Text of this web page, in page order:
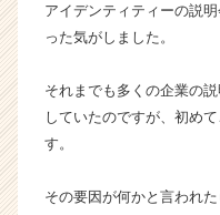
アイデンティティーの説
った気がしました。
それまでも多くの企業の
していたのですが、初め
す。
その要因が何かと言われ